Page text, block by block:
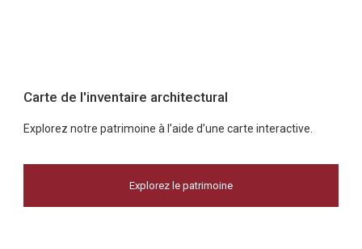
Carte de l'inventaire architectural
Explorez notre patrimoine à l’aide d’une carte interactive.
Explorez le patrimoine